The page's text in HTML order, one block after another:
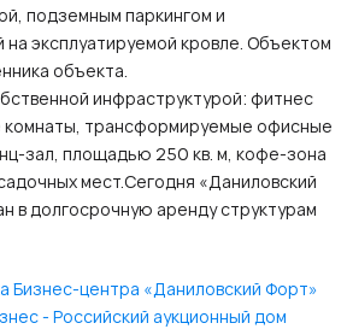
подземным паркингом и
эксплуатируемой кровле. Объектом
объекта.
инфраструктурой: фитнес
комнаты, трансформируемые офисные
зал, площадью 250 кв. м, кофе-зона
мест.Сегодня «Даниловский
в долгосрочную аренду структурам
Бизнес-центра «Даниловский Форт»
- Российский аукционный дом